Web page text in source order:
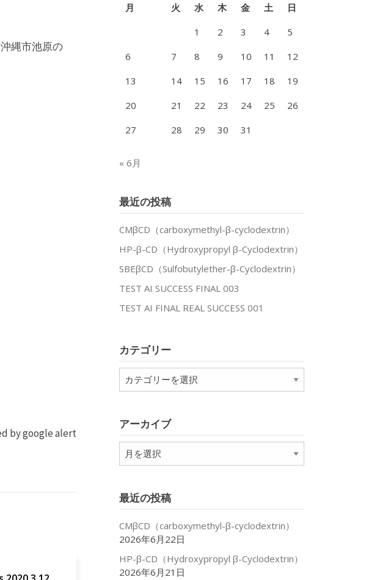
縄市池原の
by google alert
月
火 水 木 金 土
日
1
2 3 4
5
6
7 8 9 10 11
12
13
14 15 16 17 18
19
20
21 22 23 24 25
26
27
28 29 30 31
« 6月
最近の投稿
CMβCD（carboxymethyl-β-cyclodextrin）
HP-β-CD（Hydroxypropyl β-Cyclodextrin）
SBEβCD（Sulfobutylether-β-Cyclodextrin）
TEST AI SUCCESS FINAL 003
TEST AI FINAL REAL SUCCESS 001
カテゴリー
テ
ー
アーカイブ
ア
ー
ブ
最近の投稿
CMβCD（carboxymethyl-β-cyclodextrin）
2026年6月22日
HP-β-CD（Hydroxypropyl β-Cyclodextrin）
2026年6月21日